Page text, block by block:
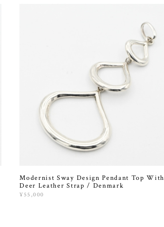
Modernist Sway Design Pendant Top With
Deer Leather Strap / Denmark
¥55,000